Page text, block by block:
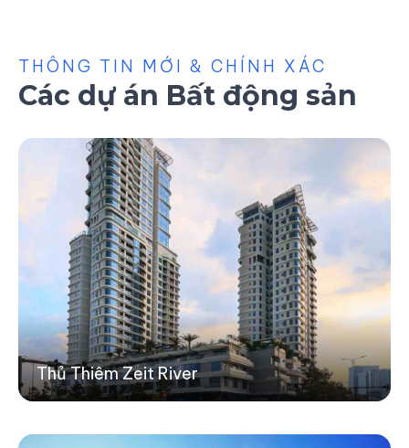
THÔNG TIN MỚI & CHÍNH XÁC
Các dự án Bất động sản
Thủ Thiêm Zeit River